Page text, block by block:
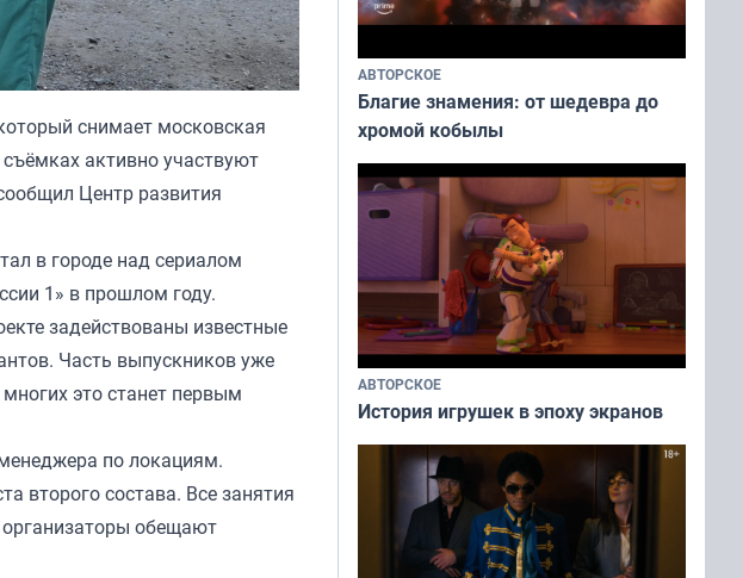
снимает московская
активно участвуют
Центр развития
в городе над сериалом
1» в прошлом году.
задействованы известные
Часть выпускников уже
это станет первым
по локациям.
второго состава. Все занятия
организаторы обещают
АВТОРСКОЕ
Благие знамения: от шедевра до
хромой кобылы
АВТОРСКОЕ
История игрушек в эпоху экранов